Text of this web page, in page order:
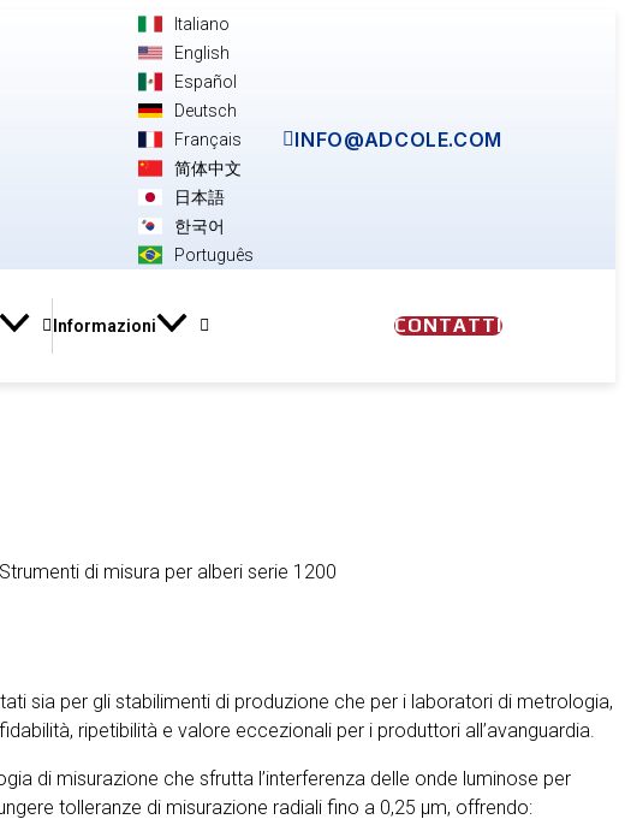
Italiano
English
Español
Deutsch
Français
简体中文
日本語
한국어
Português
INFO@ADCOLE.COM
Informazioni CONTATTI
Strumenti di misura per alberi serie 1200
sia per gli stabilimenti di produzione che per i laboratori di metrologia,
ripetibilità e valore eccezionali per i produttori all’avanguardia.
di misurazione che sfrutta l’interferenza delle onde luminose per
tolleranze di misurazione radiali fino a 0,25 µm, offrendo: